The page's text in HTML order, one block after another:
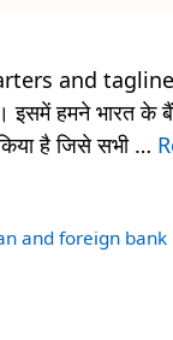
and
इसमें हमने भारत के
है जिसे सभी …
and foreign